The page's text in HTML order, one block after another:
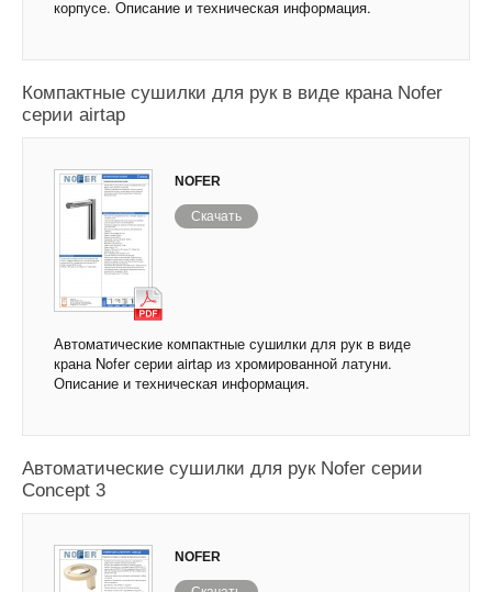
корпусе. Описание и техническая информация.
Компактные сушилки для рук в виде крана Nofer
серии airtap
NOFER
Скачать
Автоматические компактные сушилки для рук в виде
крана Nofer серии airtap из хромированной латуни.
Описание и техническая информация.
Автоматические сушилки для рук Nofer серии
Concept 3
NOFER